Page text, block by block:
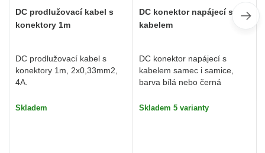
DC prodlužovací kabel s
konektory 1m
DC prodlužovací kabel s
konektory 1m, 2x0,33mm2,
4A.
Skladem
DC konektor napájecí s
kabelem
DC konektor napájecí s
kabelem samec i samice,
barva bílá nebo černá
Skladem 5 varianty